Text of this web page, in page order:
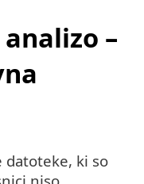
–
datoteke, ki so